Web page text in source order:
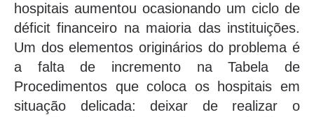
hospitais aumentou ocasionando um ciclo de
déficit financeiro na maioria das instituições.
Um dos elementos originários do problema é
a falta de incremento na Tabela de
Procedimentos que coloca os hospitais em
situação delicada: deixar de realizar o